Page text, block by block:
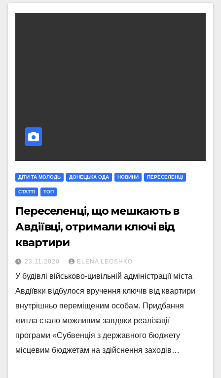
ДІТИ ТА МОЛОДЬ ДОНЕЦЬКА ОДА НОВИНИ ПЕРЕСЕЛЕНЦІ
СТАТТI ТОП
Переселенці, що мешкають в
Авдіївці, отримали ключі від
квартири
23.11.2020 ELENA LEOSHKO
У будівлі військово-цивільній адміністрації міста
Авдіївки відбулося вручення ключів від квартири
внутрішньо переміщеним особам. Придбання
житла стало можливим завдяки реалізації
програми «Субвенція з державного бюджету
місцевим бюджетам на здійснення заходів…